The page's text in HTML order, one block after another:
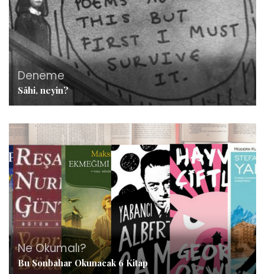
Deneme
Sâhi, neyin?
Ne Okumalı?
Bu Sonbahar Okunacak 6 Kitap